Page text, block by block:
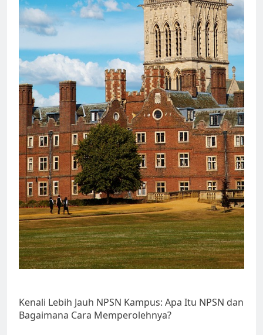
Kenali Lebih Jauh NPSN Kampus: Apa Itu NPSN dan
Bagaimana Cara Memperolehnya?